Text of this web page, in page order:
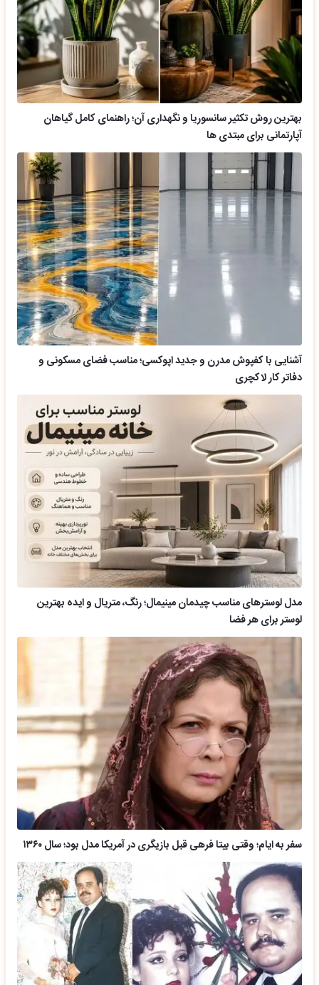
بهترین روش تکثیر سانسوریا و نگهداری آن؛ راهنمای کامل گیاهان
آپارتمانی برای مبتدی ها
آشنایی با کفپوش مدرن و جدید اپوکسی؛ مناسب فضای مسکونی و
دفاتر کار لاکچری
مدل لوسترهای مناسب چیدمان مینیمال؛ رنگ، متریال و ایده بهترین
لوستر برای هر فضا
سفر به ایام؛ وقتی بیتا فرهی قبل بازیگری در آمریکا مدل بود؛ سال ۱۳۶۰